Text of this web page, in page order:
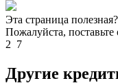
Эта страница полезная?
Пожалуйста,
2 7
Другие